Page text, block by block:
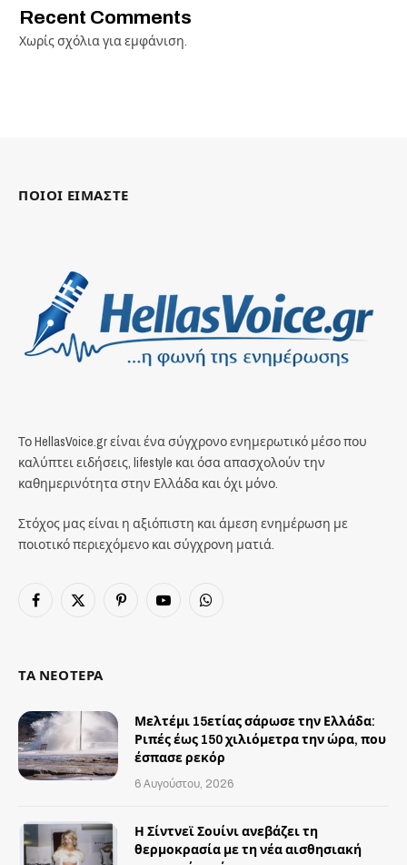
Recent Comments
Χωρίς σχόλια για εμφάνιση.
ΠΟΙΟΙ ΕΙΜΑΣΤΕ
Το HellasVoice.gr είναι ένα σύγχρονο ενημερωτικό μέσο που
καλύπτει ειδήσεις, lifestyle και όσα απασχολούν την
καθημερινότητα στην Ελλάδα και όχι μόνο.
Στόχος μας είναι η αξιόπιστη και άμεση ενημέρωση με
ποιοτικό περιεχόμενο και σύγχρονη ματιά.
Facebook
X
PinterestYouTubeWhatsApp
ΤΑ ΝΕΟΤΕΡΑ
Μελτέμι 15ετίας σάρωσε την Ελλάδα:
Ριπές έως 150 χιλιόμετρα την ώρα, που
έσπασε ρεκόρ
6 Αυγούστου, 2026
Η Σίντνεϊ Σουίνι ανεβάζει τη
θερμοκρασία με τη νέα αισθησιακή